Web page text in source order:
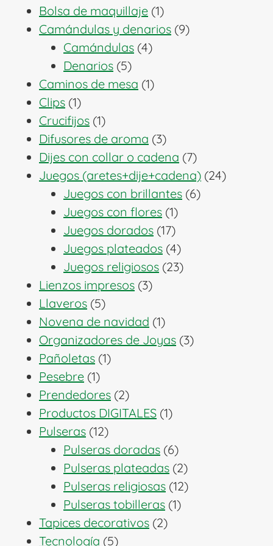
Bolsa de maquillaje 11
producto
Camándulas y denarios 99
Camándulas 44
Denarios 55
productos
Caminos de mesa 11
Clips 11
producto
Crucifijos 11
producto
Difusores de aroma 33
productos
Dijes con collar o cadena 77
productos
Juegos (aretes+dije+cadena) 2424
Juegos con brillantes 66
Juegos con flores 11
producto
Juegos dorados 1717
productos
Juegos plateados 44
productos
Juegos religiosos 2323
Lienzos impresos 33
Llaveros 55
productos
Novena de navidad 11
producto
Organizadores de Joyas 33
Pañoletas 11
Pesebre 11
producto
Prendedores 22
productos
Productos DIGITALES 11
Pulseras 1212
productos
Pulseras doradas 66
productos
Pulseras plateadas 22
productos
Pulseras religiosas 1212
Pulseras tobilleras 11
Tapices decorativos 22
Tecnología 55